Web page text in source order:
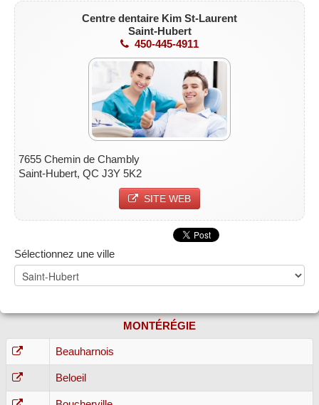
Centre dentaire Kim St-Laurent
Saint-Hubert
450-445-4911
7655 Chemin de Chambly
Saint-Hubert, QC J3Y 5K2
SITE WEB
Sélectionnez une ville
MONTÉRÉGIE
Beauharnois
Beloeil